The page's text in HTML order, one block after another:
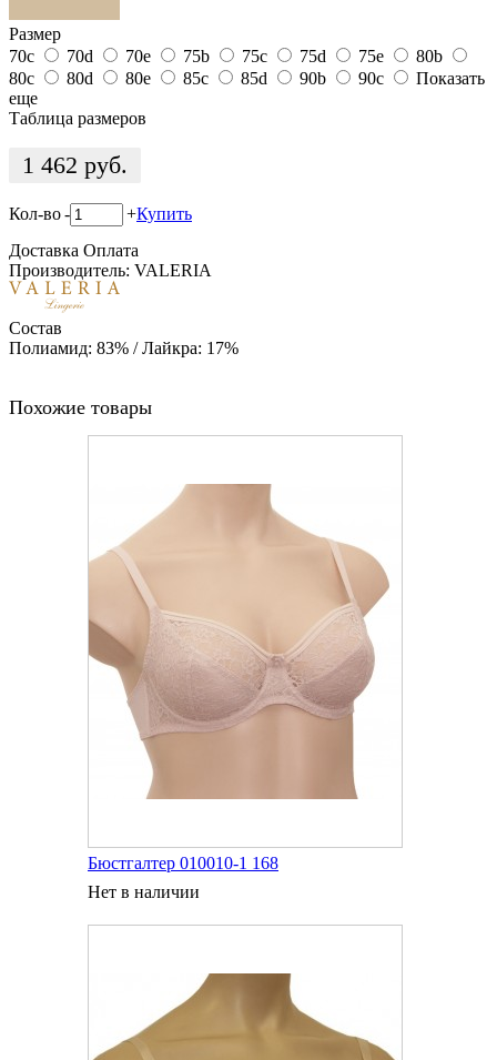
Размер
70c
70d 70e 75b 75c 75d 75e
80b
80c
80d 80e 85c 85d 90b 90c
Показать
еще
Таблица размеров
1 462 руб.
Кол-во- +Купить
Доставка Оплата
Производитель: VALERIA
Состав
Полиамид: 83% / Лайкра: 17%
Похожие товары
Бюстгалтер 010010-1 168
Нет в наличии